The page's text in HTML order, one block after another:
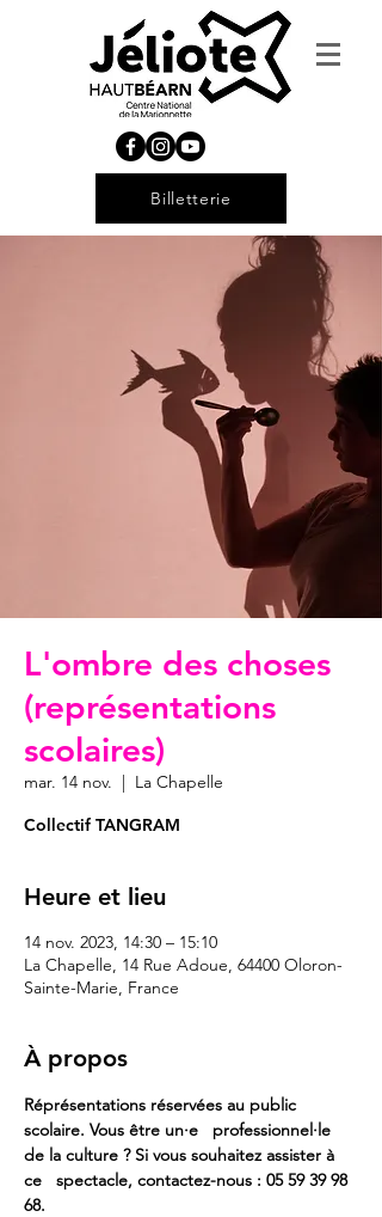
Billetterie
L'ombre des choses
(représentations
scolaires)
mar. 14 nov.
  |
La Chapelle
Collectif TANGRAM
Heure et lieu
14 nov. 2023, 14:30 – 15:10
La Chapelle, 14 Rue Adoue, 64400 Oloron-
Sainte-Marie, France
À propos
Réprésentations réservées au public
scolaire. Vous être un·e   professionnel·le
de la culture ? Si vous souhaitez assister à
ce   spectacle, contactez-nous : 05 59 39 98
68.